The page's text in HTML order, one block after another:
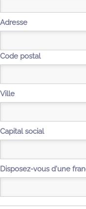
Adresse
Code postal
Ville
Capital social
Disposez-vous d'une